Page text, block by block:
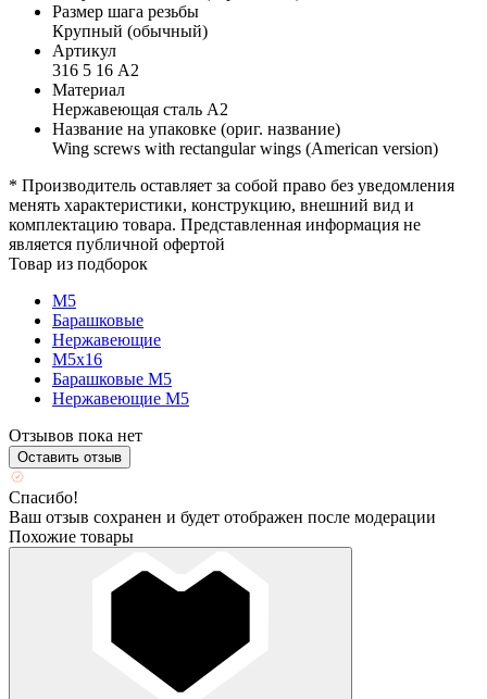
Размер шага резьбы
Крупный (обычный)
Артикул
316 5 16 А2
Материал
Нержавеющая сталь А2
Название на упаковке (ориг. название)
Wing screws with rectangular wings (American version)
* Производитель оставляет за собой право без уведомления
менять характеристики, конструкцию, внешний вид и
комплектацию товара. Представленная информация не
является публичной офертой
Товар из подборок
М5
Барашковые
Нержавеющие
М5х16
Барашковые М5
Нержавеющие М5
Отзывов пока нет
Оставить отзыв
Спасибо!
Ваш отзыв сохранен и будет отображен после модерации
Похожие товары